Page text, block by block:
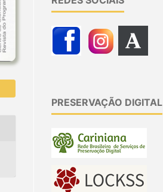
PRESERVAÇÃO DIGITAL